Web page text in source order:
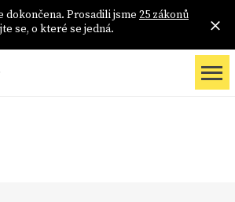
dokončena. Prosadili jsme 25 zákonů
se, o které se jedná.